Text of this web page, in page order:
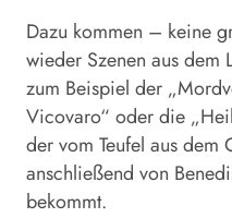
Dazu kommen – keine
wieder Szenen aus dem
zum Beispiel der
Vicovaro“ oder die
der vom Teufel aus
anschließend von
bekommt.